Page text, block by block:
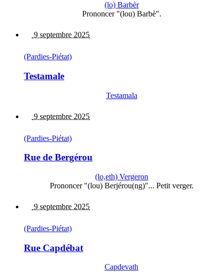
(lo) Barbèr
Prononcer "(lou) Barbè".
9 septembre 2025
(Pardies-Piétat)
Testamale
Testamala
9 septembre 2025
(Pardies-Piétat)
Rue de Bergérou
(lo,eth) Vergeron
Prononcer "(lou) Berjérou(ng)"... Petit verger.
9 septembre 2025
(Pardies-Piétat)
Rue Capdébat
Capdevath